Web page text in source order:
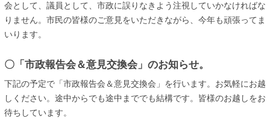
会として、議員として、市政に誤りなきよう注視していかなければな
りません。市民の皆様のご意見をいただきながら、今年も頑張ってま
いります。
〇「市政報告会＆意見交換会」のお知らせ。
下記の予定で「市政報告会＆意見交換会」を行います。お気軽にお越
しください。途中からでも途中まででも結構です。皆様のお越しをお
待ちしています。